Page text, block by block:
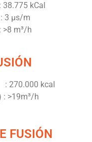
kCal
µs/m
>8 m³/h
270.000 kcal
: >19m³/h
FUSIÓN